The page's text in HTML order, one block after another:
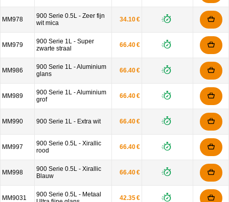
MM978
900 Serie 0.5L - Zeer fijn
wit mica
34.10 €
MM979
900 Serie 1L - Super
zwarte straal
66.40 €
MM986
900 Serie 1L - Aluminium
glans
66.40 €
MM989
900 Serie 1L - Aluminium
grof
66.40 €
MM990 900 Serie 1L - Extra wit 66.40 €
MM997
900 Serie 0.5L - Xirallic
rood
66.40 €
MM998
900 Serie 0.5L - Xirallic
Blauw
66.40 €
MM9031
900 Serie 0.5L - Metaal
42.35 €